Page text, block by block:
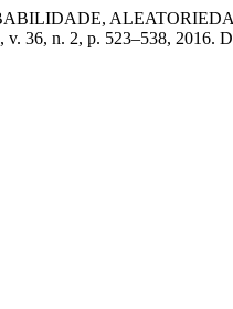
v. 36, n. 2, p. 523–538, 2016.